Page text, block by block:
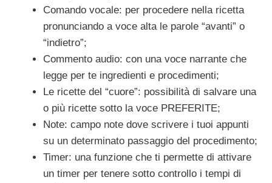
Comando vocale: per procedere nella ricetta
pronunciando a voce alta le parole “avanti” o
“indietro”;
Commento audio: con una voce narrante che
legge per te ingredienti e procedimenti;
Le ricette del “cuore”: possibilità di salvare una
o più ricette sotto la voce PREFERITE;
Note: campo note dove scrivere i tuoi appunti
su un determinato passaggio del procedimento;
Timer: una funzione che ti permette di attivare
un timer per tenere sotto controllo i tempi di